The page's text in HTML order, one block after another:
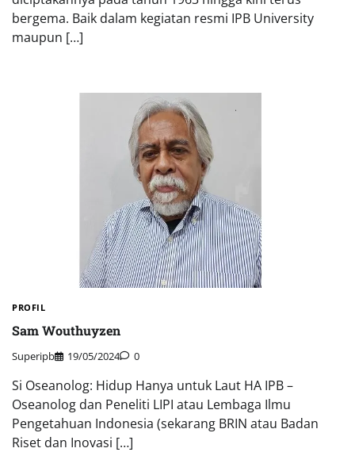
bergema. Baik dalam kegiatan resmi IPB University
maupun […]
PROFIL
Sam Wouthuyzen
Superipb 19/05/2024 0
Si Oseanolog: Hidup Hanya untuk Laut HA IPB –
Oseanolog dan Peneliti LIPI atau Lembaga Ilmu
Pengetahuan Indonesia (sekarang BRIN atau Badan
Riset dan Inovasi […]